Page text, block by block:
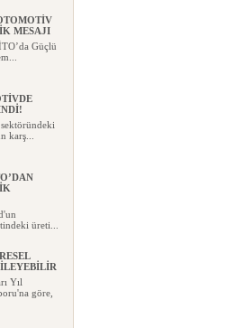
MESAJI
Güçlü
karş...
üreti...
Yıl
göre,